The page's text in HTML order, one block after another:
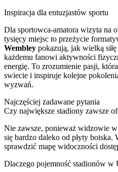
Inspiracja dla entuzjastów sportu
Dla sportowca-amatora wizyta na
tysięcy miejsc to przeżycie
Wembley pokazują, jak wielką
każdemu fanowi aktywności
energię. To zrozumienie pasji,
swiecie i inspiruje kolejne
wyzwań.
Najczęściej zadawane pytania
Czy największe stadiony zawsze
Nie zawsze, ponieważ widzowie
się bardzo daleko od płyty boiska.
sprawdzić mapę widoczności
Dlaczego pojemność stadionów w